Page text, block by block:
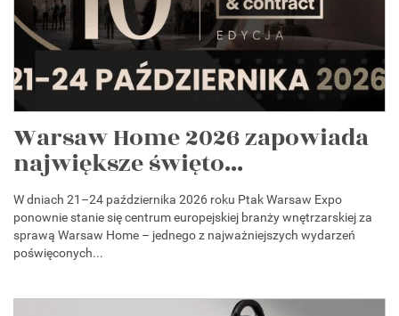
Warsaw Home 2026 zapowiada
największe święto...
W dniach 21–24 października 2026 roku Ptak Warsaw Expo
ponownie stanie się centrum europejskiej branży wnętrzarskiej za
sprawą Warsaw Home – jednego z najważniejszych wydarzeń
poświęconych...